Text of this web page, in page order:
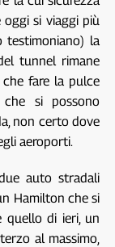
oggi si viaggi più
testimoniano) la
tunnel rimane
fare la pulce
si possono
non certo dove
aeroporti.
auto stradali
Hamilton che si
quello di ieri, un
al massimo,